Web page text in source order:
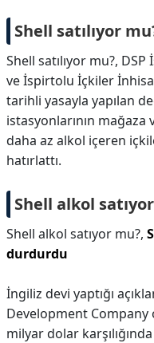
Shell satılıyor
Shell satılıyor mu?, DSP
ve İspirtolu İçkiler
tarihli yasayla yapılan
istasyonlarının
daha az alkol içeren
hatırlattı.
Shell alkol
Shell alkol satıyor mu?,
durdurdu
İngiliz devi yaptığı
Development Company
milyar dolar